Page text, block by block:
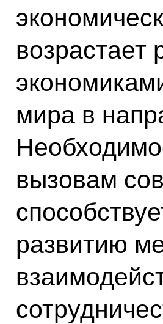
возрастает
мира в
вызовам
развитию